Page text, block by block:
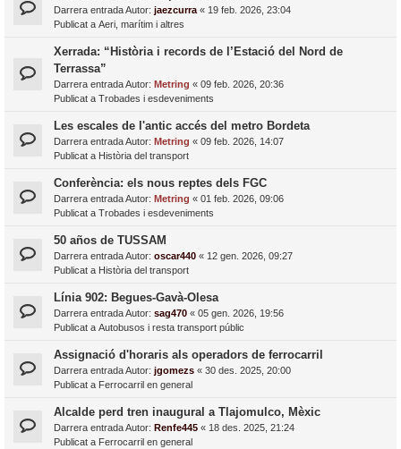
Darrera entrada Autor: jaezcurra « 19 feb. 2026, 23:04
Publicat a Aeri, marítim i altres
Xerrada: “Història i records de l’Estació del Nord de
Terrassa”
Darrera entrada Autor: Metring « 09 feb. 2026, 20:36
Publicat a Trobades i esdeveniments
Les escales de l'antic accés del metro Bordeta
Darrera entrada Autor: Metring « 09 feb. 2026, 14:07
Publicat a Història del transport
Conferència: els nous reptes dels FGC
Darrera entrada Autor: Metring « 01 feb. 2026, 09:06
Publicat a Trobades i esdeveniments
50 años de TUSSAM
Darrera entrada Autor: oscar440 « 12 gen. 2026, 09:27
Publicat a Història del transport
Línia 902: Begues-Gavà-Olesa
Darrera entrada Autor: sag470 « 05 gen. 2026, 19:56
Publicat a Autobusos i resta transport públic
Assignació d'horaris als operadors de ferrocarril
Darrera entrada Autor: jgomezs « 30 des. 2025, 20:00
Publicat a Ferrocarril en general
Alcalde perd tren inaugural a Tlajomulco, Mèxic
Darrera entrada Autor: Renfe445 « 18 des. 2025, 21:24
Publicat a Ferrocarril en general